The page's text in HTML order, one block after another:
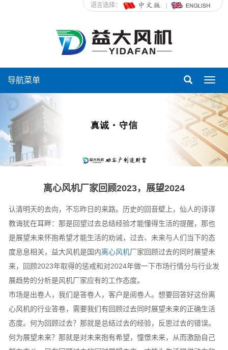
语言选择：
导航菜单
离心风机厂家回顾2023，展望2024
认清明天的去向，不忘昨日的来路。历史的回音壁上，仙人的谆谆
教诲犹在耳畔：那是回望过去总结经验才能懂得生活的提醒，那也
是展望未来怀抱希望才能生活的劝诫，过去、未来与人们当下的态
度息息相关，益大风机是国内离心风机厂家回顾过去的同时展望未
来，回顾2023年取得的惩戒和对2024年做一下市场行情分与行业发
展趋势的分析是风机厂家应有的工作态度。
市场是出卷人，我们是答卷人，客户是阅卷人。想要回答好这份离
心风机的行业答卷，需要我们有回顾过去同时展望未来的正确生活
态度。何为回顾过去？那就是总结过去的经验，反思过去的错误。
何为展望未来？那就是对未来抱有希望，憧憬未来，从而激励自己